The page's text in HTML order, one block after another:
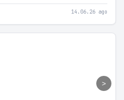
14.06.26 ago
>